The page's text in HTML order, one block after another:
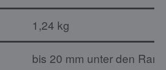
1,24 kg
bis 20 mm unter den